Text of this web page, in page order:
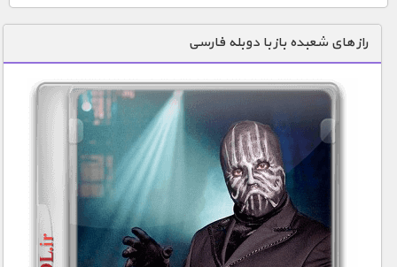
دنیای خوراکی ها
زمین شناسی / محیط زیست
سازه/ معماری/ مهندسی
سرگرمی
شناخت کودکان
طبیعت
علم و فناوری
فرهنگ / هنر
راز های شعبده باز با دوبله فارسی